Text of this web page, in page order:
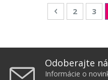
PagePagePage
2 Page
3
Odoberajte
Informácie o